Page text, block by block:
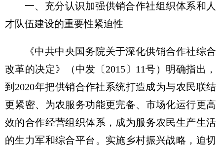
一、充分认识加强供销合作社组织体系和人
才队伍建设的重要性紧迫性
《中共中央国务院关于深化供销合作社综合
改革的决定》（中发〔2015〕11号）明确指出，
到2020年把供销合作社系统打造成为与农民联结
更紧密、为农服务功能更完备、市场化运行更高
效的合作经营组织体系，成为服务农民生产生活
的生力军和综合平台。实施乡村振兴战略，迫切